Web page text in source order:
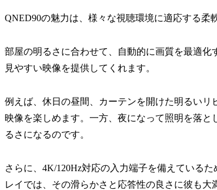
QNED90の魅力は、様々な視聴環境に適応する柔
部屋の明るさに合わせて、自動的に画質を最適
見やすい映像を提供してくれます。
例えば、休日の昼間、カーテンを開けた明るい
映像を楽しめます。一方、夜になって照明を落
るさになるのです。
さらに、4K/120Hz対応の入力端子を備えている
レイでは、その滑らかさと応答性の良さに彼も大